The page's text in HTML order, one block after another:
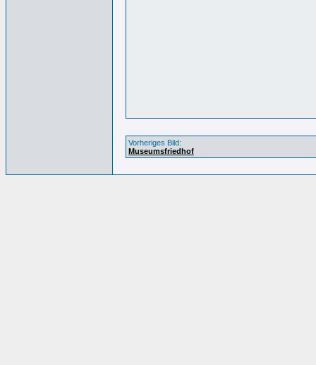
Vorheriges Bild:
Museumsfriedhof